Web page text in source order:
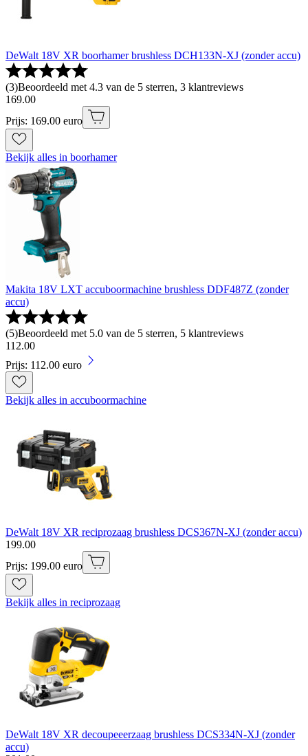
DeWalt 18V XR boorhamer brushless DCH133N-XJ (zonder accu)
(3)Beoordeeld met 4.3 van de 5 sterren, 3 klantreviews
169.00
Prijs: 169.00 euro
Bekijk alles in boorhamer
Makita 18V LXT accuboormachine brushless DDF487Z (zonder
accu)
(5)Beoordeeld met 5.0 van de 5 sterren, 5 klantreviews
112.00
Prijs: 112.00 euro
Bekijk alles in accuboormachine
DeWalt 18V XR reciprozaag brushless DCS367N-XJ (zonder accu)
199.00
Prijs: 199.00 euro
Bekijk alles in reciprozaag
DeWalt 18V XR decoupeeerzaag brushless DCS334N-XJ (zonder
accu)